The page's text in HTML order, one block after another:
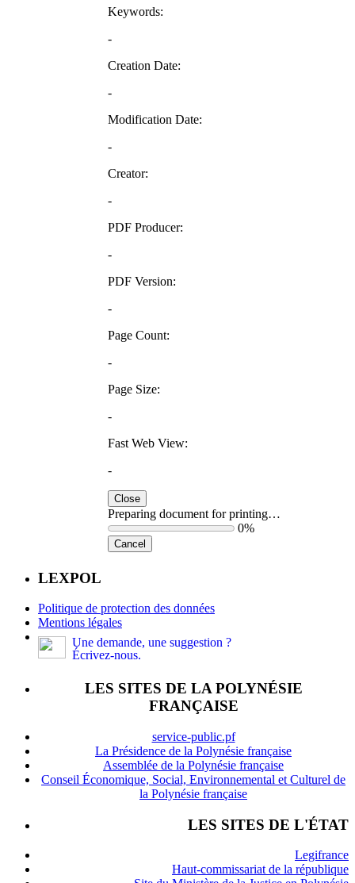
Keywords:
-
Creation Date:
-
Modification Date:
-
Creator:
-
PDF Producer:
-
PDF Version:
-
Page Count:
-
Page Size:
-
Fast Web View:
-
Close
Preparing document for printing…
0%
Cancel
LEXPOL
Politique de protection des données
Mentions légales
Une demande, une suggestion ?
Écrivez-nous.
LES SITES DE LA POLYNÉSIE
FRANÇAISE
service-public.pf
La Présidence de la Polynésie française
Assemblée de la Polynésie française
Conseil Économique, Social, Environnemental et Culturel de
la Polynésie française
LES SITES DE L'ÉTAT
Legifrance
Haut-commissariat de la république